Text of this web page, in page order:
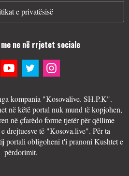
e privatësisë
me ne në rrjetet sociale
kompania "Kosovalive. SH.P.K".
në këtë portal nuk mund të kopjohen,
në çfarëdo forme tjetër për qëllime
drejtuesve të "Kosova.live". Për ta
portali obligoheni t'i pranoni Kushtet e
përdorimit.